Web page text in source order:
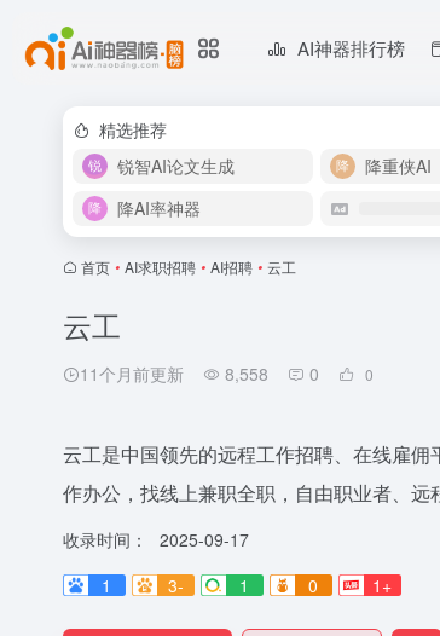
AI神器排行榜
精选推荐
锐智AI论文生成
降重侠AI
降AI率神器
首页 • AI求职招聘 • AI招聘 • 云工
云工
11个月前更新 8,558 0 0
云工是中国领先的远程工作招聘、在线雇
作办公，找线上兼职全职，自由职业者、远
收录时间：
2025-09-17
1
3- 1 0 1+